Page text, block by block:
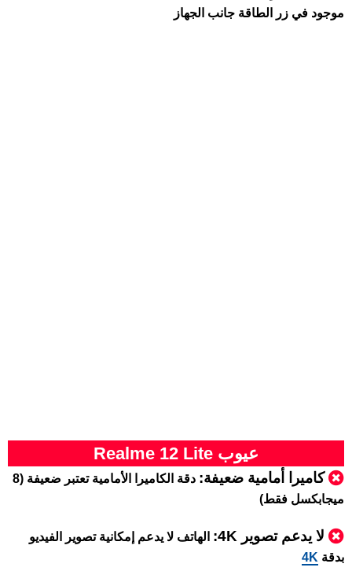
موجود في زر الطاقة جانب الجهاز
عيوب Realme 12 Lite
كاميرا أمامية ضعيفة:
دقة الكاميرا الأمامية تعتبر ضعيفة (8
ميجابكسل فقط)
لا يدعم تصوير 4K:
الهاتف لا يدعم إمكانية تصوير الفيديو
بدقة 4K